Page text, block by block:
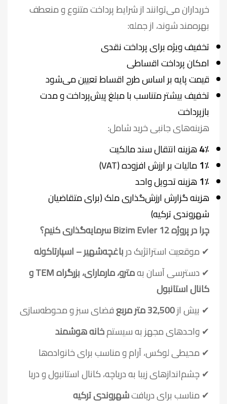
خریداران می‌توانند از شرایط پرداخت متنوع و منعطف
بهره‌مند شوند، از جمله:
تخفیف ویژه برای پرداخت نقدی
امکان پرداخت اقساطی
قیمت پایه بر اساس طرح اقساط تعیین می‌شود
تخفیف بیشتر متناسب با مبلغ پیش‌پرداخت و مدت
بازپرداخت
هزینه‌های جانبی خرید شامل:
4٪هزینه انتقال سند مالکیت
1٪مالیات بر ارزش افزوده (VAT)
1٪هزینه تحویل واحد
هزینه گزارش ارزش‌گذاری ملک (برای متقاضیان
شهروندی ترکیه)
چرا در پروژه Bizim Evler 12 سرمایه‌گذاری کنیم؟
✔ موقعیت استراتژیک درباغچه‌شهیر – اسپارتاکوله
✔ دسترسی آسان به
مترو، مارمارای، بزرگراه TEM و
کانال استانبول
✔ بیش از32,500 متر مربع
فضای سبز و محوطه‌سازی
✔ واحدهای مجهز به سیستمخانه هوشمند
✔ محیطی لوکس، آرام و مناسب برای خانواده‌ها
✔ چشم‌اندازهای زیبا به دریاچه، کانال استانبول و دریا
✔ مناسب برای دریافتشهروندی ترکیه